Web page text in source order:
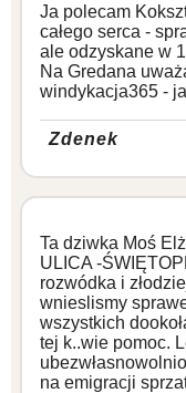
Ja polecam
całego serca -
ale odzyskane w
Na Gredana
windykacja365 -
Zdenek
Ta dziwka Moś
ULICA -
rozwódka i
wnieslismy
wszystkich
tej k..wie pomoc.
na emigracji